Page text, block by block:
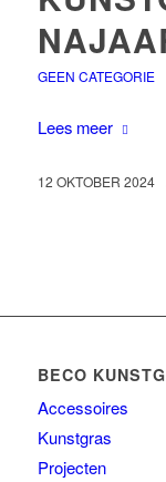
GEEN CATEGORIE
Lees meer
12 OKTOBER 2024
BECO
Accessoires
Kunstgras
Projecten